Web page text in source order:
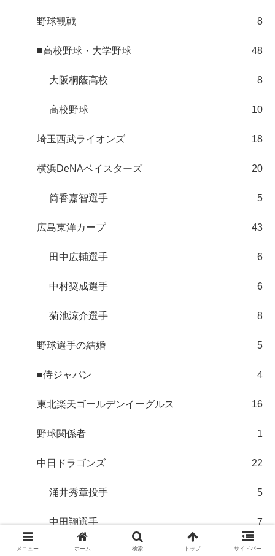
野球観戦 8
■高校野球・大学野球 48
大阪桐蔭高校 8
高校野球 10
埼玉西武ライオンズ 18
横浜DeNAベイスターズ 20
筒香嘉智選手 5
広島東洋カープ 43
田中広輔選手 6
中村奨成選手 6
菊池涼介選手 8
野球選手の結婚 5
■侍ジャパン 4
東北楽天ゴールデンイーグルス 16
野球関係者 1
中日ドラゴンズ 22
涌井秀章投手 5
中田翔選手 7
福岡ソフトバンクホークス 34
メニュー ホーム 検索 トップ サイドバー